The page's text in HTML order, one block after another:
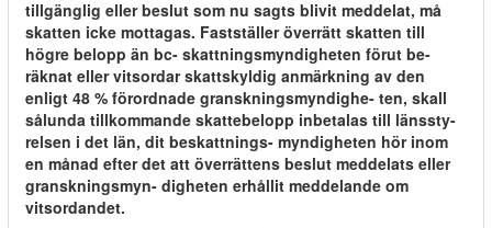
tillgänglig eller beslut som nu sagts blivit meddelat, må
skatten icke mottagas. Fastställer överrätt skatten till
högre belopp än bc- skattningsmyndigheten förut be-
räknat eller vitsordar skattskyldig anmärkning av den
enligt 48 % förordnade granskningsmyndighe- ten, skall
sålunda tillkommande skattebelopp inbetalas till länssty-
relsen i det län, dit beskattnings- myndigheten hör inom
en månad efter det att överrättens beslut meddelats eller
granskningsmyn- digheten erhållit meddelande om
vitsordandet.